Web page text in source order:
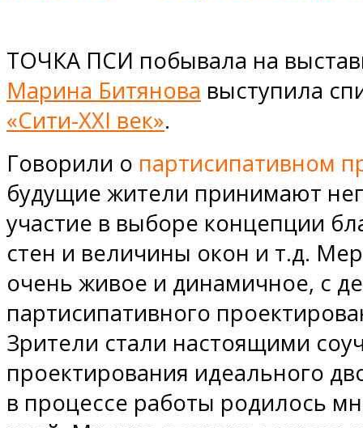
ТОЧКА ПСИ побывала на
Марина Битянова выступила
«Сити-XXI век».
Говорили о партисипативном
будущие жители принимают
участие в выборе концепции
стен и величины окон и т.д.
очень живое и динамичное, с
партисипативного
Зрители стали настоящими
проектирования идеального
в процессе работы родилось